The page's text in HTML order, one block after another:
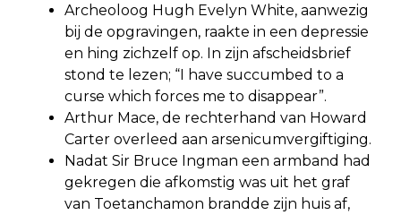
Archeoloog Hugh Evelyn White, aanwezig
bij de opgravingen, raakte in een depressie
en hing zichzelf op. In zijn afscheidsbrief
stond te lezen; “I have succumbed to a
curse which forces me to disappear”.
Arthur Mace, de rechterhand van Howard
Carter overleed aan arsenicumvergiftiging.
Nadat Sir Bruce Ingman een armband had
gekregen die afkomstig was uit het graf
van Toetanchamon brandde zijn huis af,